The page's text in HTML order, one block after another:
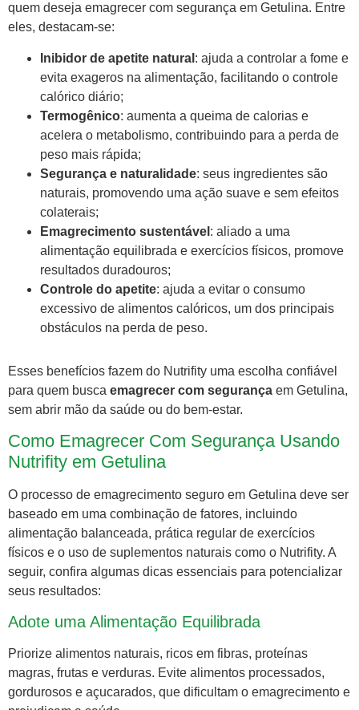
quem deseja emagrecer com segurança em Getulina. Entre
eles, destacam-se:
Inibidor de apetite natural : ajuda a controlar a fome e
evita exageros na alimentação, facilitando o controle
calórico diário;
Termogênico: aumenta a queima de calorias e
acelera o metabolismo, contribuindo para a perda de
peso mais rápida;
Segurança e naturalidade: seus ingredientes são
naturais, promovendo uma ação suave e sem efeitos
colaterais;
Emagrecimento sustentável : aliado a uma
alimentação equilibrada e exercícios físicos, promove
resultados duradouros;
Controle do apetite: ajuda a evitar o consumo
excessivo de alimentos calóricos, um dos principais
obstáculos na perda de peso.
Esses benefícios fazem do Nutrifity uma escolha confiável
para quem busca emagrecer com segurança em Getulina,
sem abrir mão da saúde ou do bem-estar.
Como Emagrecer Com Segurança Usando
Nutrifity em Getulina
O processo de emagrecimento seguro em Getulina deve ser
baseado em uma combinação de fatores, incluindo
alimentação balanceada, prática regular de exercícios
físicos e o uso de suplementos naturais como o Nutrifity. A
seguir, confira algumas dicas essenciais para potencializar
seus resultados:
Adote uma Alimentação Equilibrada
Priorize alimentos naturais, ricos em fibras, proteínas
magras, frutas e verduras. Evite alimentos processados,
gordurosos e açucarados, que dificultam o emagrecimento e